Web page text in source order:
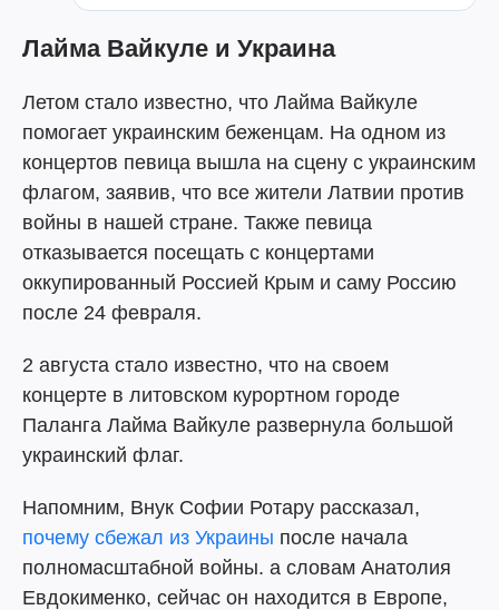
Лайма Вайкуле и Украина
Летом стало известно, что Лайма Вайкуле
помогает украинским беженцам. На одном из
концертов певица вышла на сцену с украинским
флагом, заявив, что все жители Латвии против
войны в нашей стране. Также певица
отказывается посещать с концертами
оккупированный Россией Крым и саму Россию
после 24 февраля.
2 августа стало известно, что на своем
концерте в литовском курортном городе
Паланга Лайма Вайкуле развернула большой
украинский флаг.
Напомним, Внук Софии Ротару рассказал,
почему сбежал из Украины после начала
полномасштабной войны. а словам Анатолия
Евдокименко, сейчас он находится в Европе,